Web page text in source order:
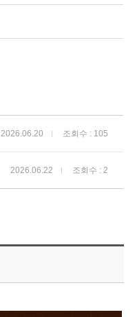
2026.06.20 조회수 : 105
2026.06.22 조회수 : 2